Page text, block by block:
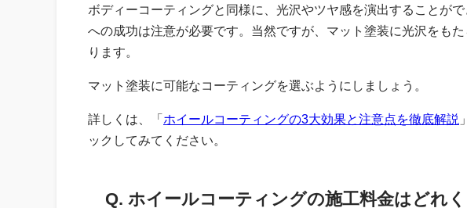
ボディーコーティングと同様に、光沢やツヤ感を演出することが
への成功は注意が必要です。当然ですが、マット塗装に光沢をも
ります。
マット塗装に可能なコーティングを選ぶようにしましょう。
詳しくは、「 ホイールコーティングの3大効果と注意点を徹底解説
ックしてみてください。
Q. ホイールコーティングの施工料金はどれ